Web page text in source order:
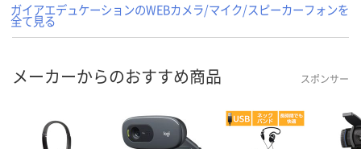
ガイアエデュケーションのWEBカメラ/マイク/スピーカーフォンを
全て見る
メーカーからのおすすめ商品 スポンサー